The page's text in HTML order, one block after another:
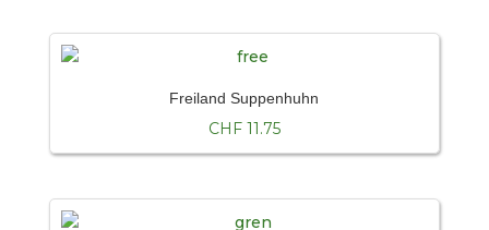
Freiland Suppenhuhn
CHF 11.75